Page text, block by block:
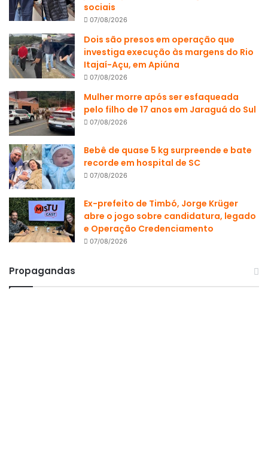
sociais
07/08/2026
Dois são presos em operação que
investiga execução às margens do Rio
Itajaí-Açu, em Apiúna
07/08/2026
Mulher morre após ser esfaqueada
pelo filho de 17 anos em Jaraguá do Sul
07/08/2026
Bebê de quase 5 kg surpreende e bate
recorde em hospital de SC
07/08/2026
Ex-prefeito de Timbó, Jorge Krüger
abre o jogo sobre candidatura, legado
e Operação Credenciamento
07/08/2026
Propagandas